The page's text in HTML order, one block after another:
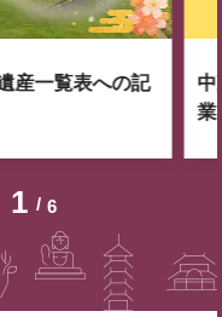
1 6
産一覧表への記
中
業